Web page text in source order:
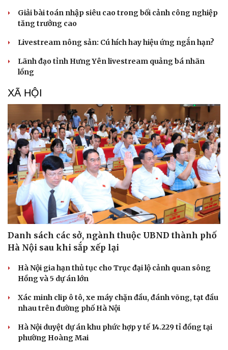
Giải bài toán nhập siêu cao trong bối cảnh công nghiệp
tăng trưởng cao
Livestream nông sản: Cú hích hay hiệu ứng ngắn hạn?
Lãnh đạo tỉnh Hưng Yên livestream quảng bá nhãn
lồng
XÃ HỘI
Danh sách các sở, ngành thuộc UBND thành phố
Hà Nội sau khi sắp xếp lại
Hà Nội gia hạn thủ tục cho Trục đại lộ cảnh quan sông
Hồng và 5 dự án lớn
Xác minh clip ô tô, xe máy chặn đầu, đánh võng, tạt đầu
nhau trên đường phố Hà Nội
Hà Nội duyệt dự án khu phức hợp y tế 14.229 tỉ đồng tại
phường Hoàng Mai